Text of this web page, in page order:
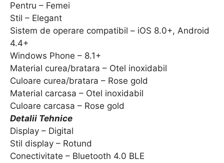
Pentru – Femei
Stil – Elegant
Sistem de operare compatibil – iOS 8.0+, Android
4.4+
Windows Phone – 8.1+
Material curea/bratara – Otel inoxidabil
Culoare curea/bratara – Rose gold
Material carcasa – Otel inoxidabil
Culoare carcasa – Rose gold
Detalii Tehnice
Display – Digital
Stil display – Rotund
Conectivitate – Bluetooth 4.0 BLE